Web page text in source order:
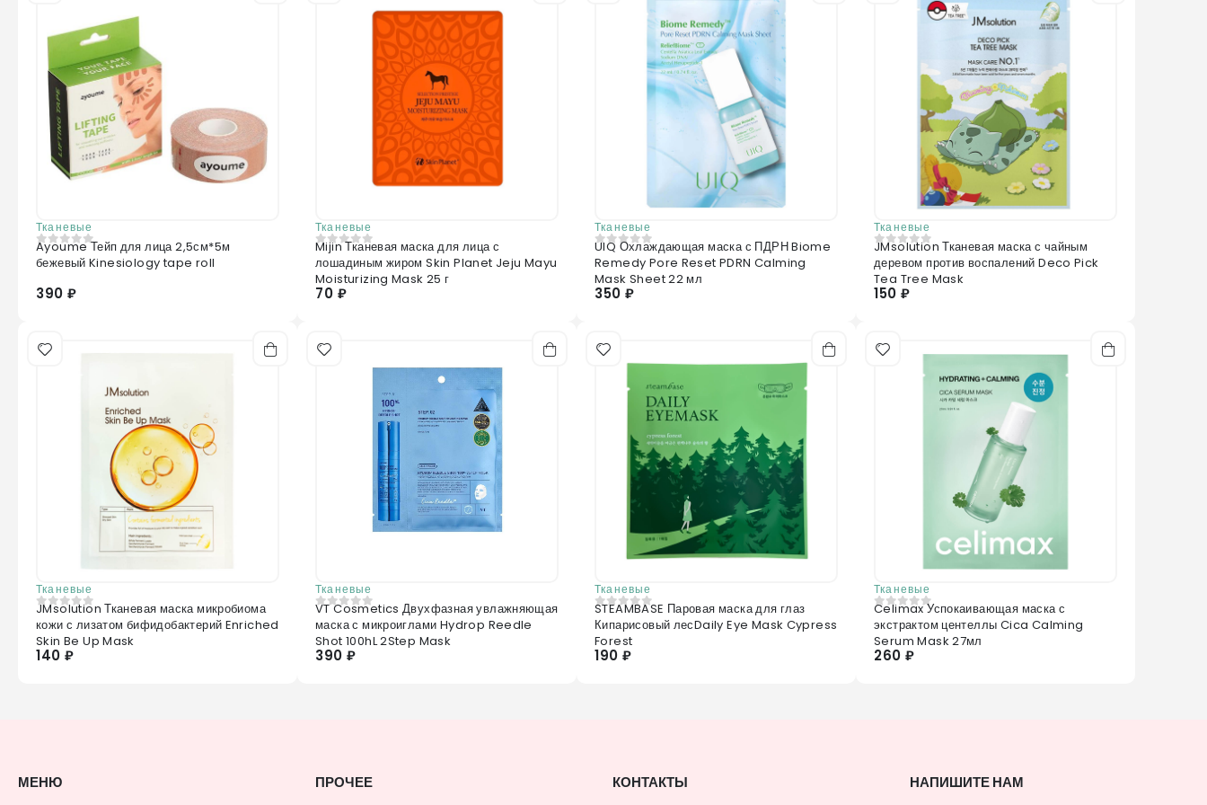
Тканевые
0из 5
Ayoume Тейп для лица 2,5см*5м
бежевый Kinesiology tape roll
390 ₽
Тканевые
0из 5
Mijin Тканевая маска для лица с
лошадиным жиром Skin Planet Jeju Mayu
Moisturizing Mask 25 г
70 ₽
Тканевые
0из 5
UIQ Охлаждающая маска с ПДРН Biome
Remedy Pore Reset PDRN Calming
Mask Sheet 22 мл
350 ₽
Тканевые
0из 5
JMsolution Тканевая маска с чайным
деревом против воспалений Deco Pick
Tea Tree Mask
150 ₽
Тканевые
0из 5
JMsolution Тканевая маска микробиома
кожи с лизатом бифидобактерий Enriched
Skin Be Up Mask
140 ₽
Тканевые
0 из 5
VT Cosmetics Двухфазная увлажняющая
маска с микроиглами Hydrop Reedle
Shot 100hL 2Step Mask
390 ₽
Тканевые
0 из 5
STEAMBASE Паровая маска для глаз
Кипарисовый лесDaily Eye Mask Cypress
Forest
190 ₽
Тканевые
0из 5
Celimax Успокаивающая маска с
экстрактом центеллы Cica Calming
Serum Mask 27мл
260 ₽
МЕНЮ ПРОЧЕЕ КОНТАКТЫ НАПИШИТЕ НАМ